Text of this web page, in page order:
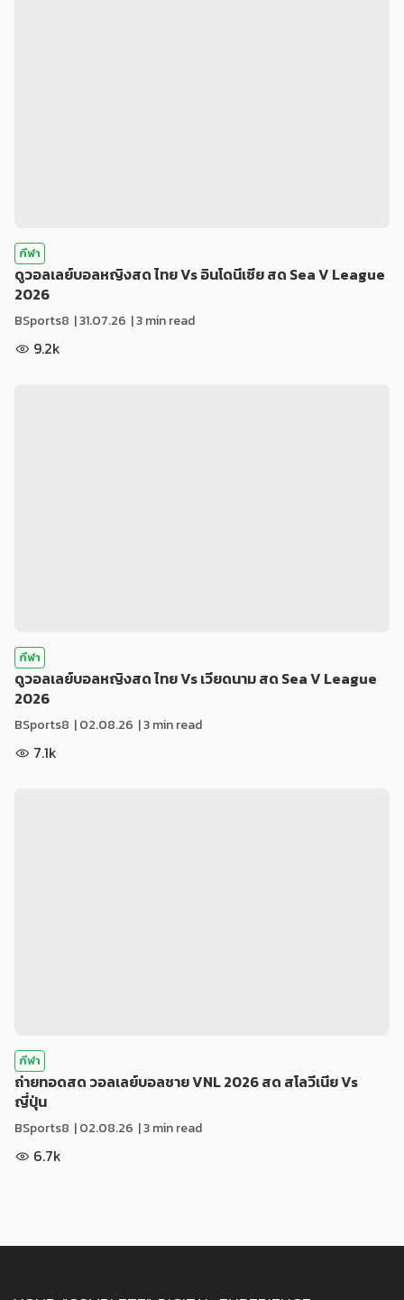
กีฬา
ดูวอลเลย์บอลหญิงสด ไทย Vs อินโดนีเซีย สด Sea V League
2026
BSports8 |31.07.26 | 3 min read
9.2k
กีฬา
ดูวอลเลย์บอลหญิงสด ไทย Vs เวียดนาม สด Sea V League
2026
BSports8 |02.08.26 | 3 min read
7.1k
กีฬา
ถ่ายทอดสด วอลเลย์บอลชาย VNL 2026 สด สโลวีเนีย Vs
ญี่ปุ่น
BSports8 |02.08.26 | 3 min read
6.7k